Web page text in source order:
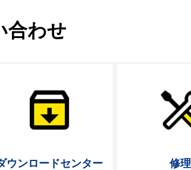
合わせ
ウンロードセンター 修理